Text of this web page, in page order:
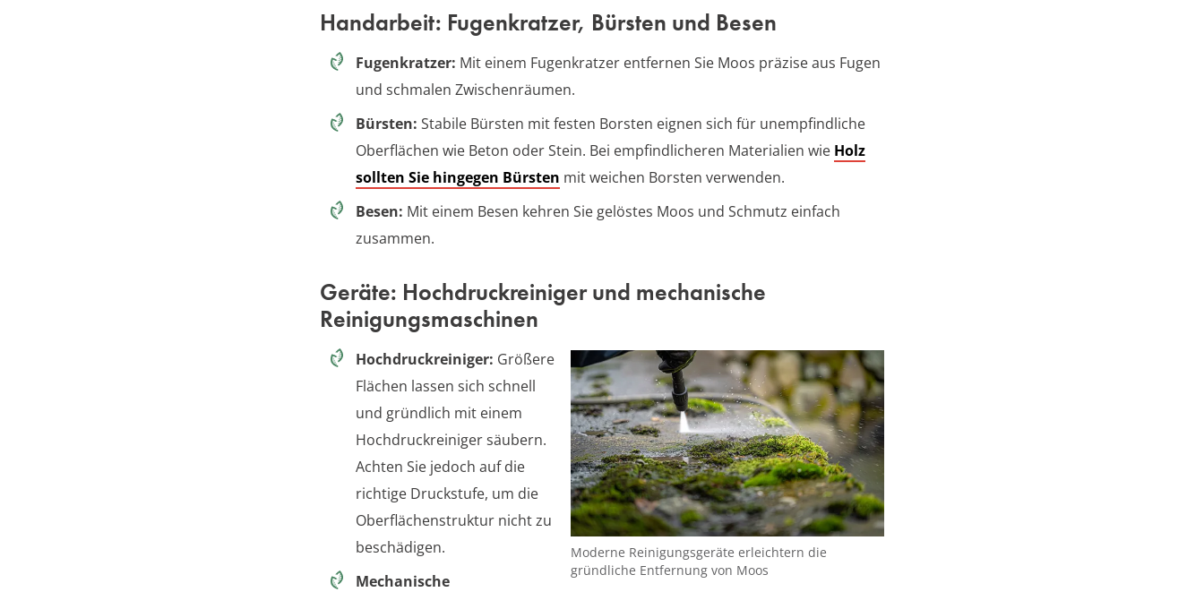
Handarbeit: Fugenkratzer, Bürsten und Besen
Fugenkratzer: Mit einem Fugenkratzer entfernen Sie Moos präzise aus Fugen
und schmalen Zwischenräumen.
Bürsten: Stabile Bürsten mit festen Borsten eignen sich für unempfindliche
Oberflächen wie Beton oder Stein. Bei empfindlicheren Materialien wie Holz
sollten Sie hingegen Bürsten mit weichen Borsten verwenden.
Besen: Mit einem Besen kehren Sie gelöstes Moos und Schmutz einfach
zusammen.
Geräte: Hochdruckreiniger und mechanische
Reinigungsmaschinen
Moderne Reinigungsgeräte erleichtern die
gründliche Entfernung von Moos
Hochdruckreiniger: Größere
Flächen lassen sich schnell
und gründlich mit einem
Hochdruckreiniger säubern.
Achten Sie jedoch auf die
richtige Druckstufe, um die
Oberflächenstruktur nicht zu
beschädigen.
Mechanische